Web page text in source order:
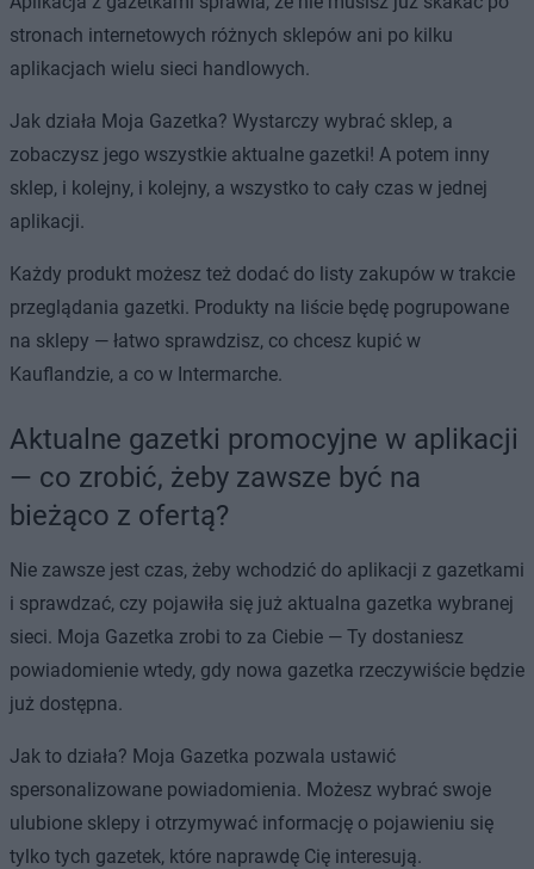
stronach internetowych różnych sklepów ani po kilku
aplikacjach wielu sieci handlowych.
Jak działa Moja Gazetka? Wystarczy wybrać sklep, a
zobaczysz jego wszystkie aktualne gazetki! A potem inny
sklep, i kolejny, i kolejny, a wszystko to cały czas w jednej
aplikacji.
Każdy produkt możesz też dodać do listy zakupów w trakcie
przeglądania gazetki. Produkty na liście będę pogrupowane
na sklepy — łatwo sprawdzisz, co chcesz kupić w
Kauflandzie, a co w Intermarche.
Aktualne gazetki promocyjne w aplikacji
— co zrobić, żeby zawsze być na
bieżąco z ofertą?
Nie zawsze jest czas, żeby wchodzić do aplikacji z gazetkami
i sprawdzać, czy pojawiła się już aktualna gazetka wybranej
sieci. Moja Gazetka zrobi to za Ciebie — Ty dostaniesz
powiadomienie wtedy, gdy nowa gazetka rzeczywiście będzie
już dostępna.
Jak to działa? Moja Gazetka pozwala ustawić
spersonalizowane powiadomienia. Możesz wybrać swoje
ulubione sklepy i otrzymywać informację o pojawieniu się
tylko tych gazetek, które naprawdę Cię interesują.